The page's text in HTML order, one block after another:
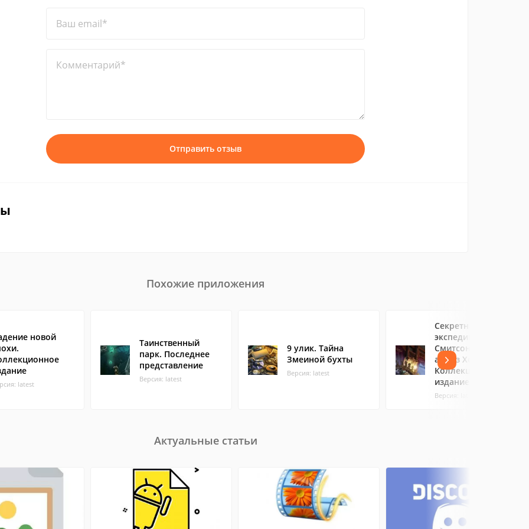
Ваш email*
Комментарий*
Отправить отзыв
Похожие приложения
новой
latest
Таинственный
парк. Последнее
представление
Версия: latest
9 улик. Тайна
Змеиной бухты
Версия: latest
Секретная
экспедиция.
Смитсоновский
алмаз Хоупа.
Коллекционное
издание
Версия: latest
Актуальные статьи